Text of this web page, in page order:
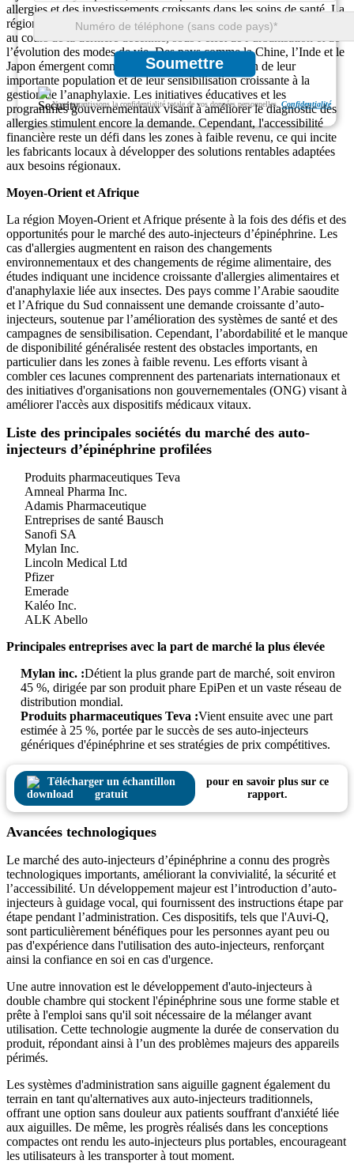
Soumettre
Nous garantissons la confidentialité totale de vos données personnelles.Confidentialité
allergies et des investissements croissants dans les soins de santé. La
région a connu une augmentation de 30 % des cas liés aux allergies
au cours de la dernière décennie, sous l’effet de l’urbanisation et de
l’évolution des modes de vie. Des pays comme la Chine, l’Inde et le
Japon émergent comme des marchés clés en raison de leur
importante population et de leur sensibilisation croissante à la
gestion de l’anaphylaxie. Les initiatives éducatives et les
programmes gouvernementaux visant à améliorer le diagnostic des
allergies stimulent encore la demande. Cependant, l'accessibilité
financière reste un défi dans les zones à faible revenu, ce qui incite
les fabricants locaux à développer des solutions rentables adaptées
aux besoins régionaux.
Moyen-Orient et Afrique
La région Moyen-Orient et Afrique présente à la fois des défis et des
opportunités pour le marché des auto-injecteurs d’épinéphrine. Les
cas d'allergies augmentent en raison des changements
environnementaux et des changements de régime alimentaire, des
études indiquant une incidence croissante d'allergies alimentaires et
d'anaphylaxie liée aux insectes. Des pays comme l’Arabie saoudite
et l’Afrique du Sud connaissent une demande croissante d’auto-
injecteurs, soutenue par l’amélioration des systèmes de santé et des
campagnes de sensibilisation. Cependant, l’abordabilité et le manque
de disponibilité généralisée restent des obstacles importants, en
particulier dans les zones à faible revenu. Les efforts visant à
combler ces lacunes comprennent des partenariats internationaux et
des initiatives d'organisations non gouvernementales (ONG) visant à
améliorer l'accès aux dispositifs médicaux vitaux.
Liste des principales sociétés du marché des auto-
injecteurs d’épinéphrine profilées
Produits pharmaceutiques Teva
Amneal Pharma Inc.
Adamis Pharmaceutique
Entreprises de santé Bausch
Sanofi SA
Mylan Inc.
Lincoln Medical Ltd
Pfizer
Emerade
Kaléo Inc.
ALK Abello
Principales entreprises avec la part de marché la plus élevée
Mylan inc. :Détient la plus grande part de marché, soit environ
45 %, dirigée par son produit phare EpiPen et un vaste réseau de
distribution mondial.
Produits pharmaceutiques Teva :Vient ensuite avec une part
estimée à 25 %, portée par le succès de ses auto-injecteurs
génériques d'épinéphrine et ses stratégies de prix compétitives.
Télécharger un échantillon
gratuit
pour en savoir plus sur ce
rapport.
Avancées technologiques
Le marché des auto-injecteurs d’épinéphrine a connu des progrès
technologiques importants, améliorant la convivialité, la sécurité et
l’accessibilité. Un développement majeur est l’introduction d’auto-
injecteurs à guidage vocal, qui fournissent des instructions étape par
étape pendant l’administration. Ces dispositifs, tels que l'Auvi-Q,
sont particulièrement bénéfiques pour les personnes ayant peu ou
pas d'expérience dans l'utilisation des auto-injecteurs, renforçant
ainsi la confiance en soi en cas d'urgence.
Une autre innovation est le développement d'auto-injecteurs à
double chambre qui stockent l'épinéphrine sous une forme stable et
prête à l'emploi sans qu'il soit nécessaire de la mélanger avant
utilisation. Cette technologie augmente la durée de conservation du
produit, répondant ainsi à l’un des problèmes majeurs des appareils
périmés.
Les systèmes d'administration sans aiguille gagnent également du
terrain en tant qu'alternatives aux auto-injecteurs traditionnels,
offrant une option sans douleur aux patients souffrant d'anxiété liée
aux aiguilles. De même, les progrès réalisés dans les conceptions
compactes ont rendu les auto-injecteurs plus portables, encourageant
les utilisateurs à les transporter à tout moment.